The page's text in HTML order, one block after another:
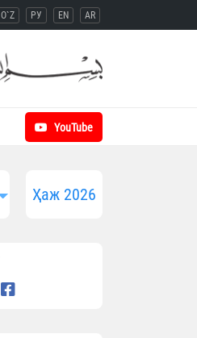
O`Z РУ EN AR
YouTube
Ҳаж 2026